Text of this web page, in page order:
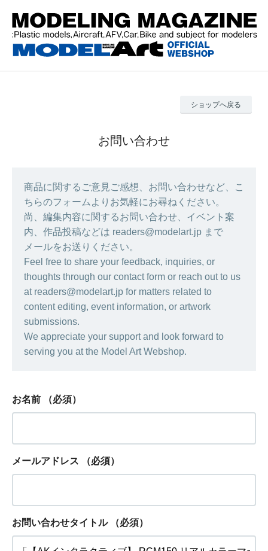
ショップへ戻る
お問い合わせ
商品に関するご意見ご感想、お問い合わせなど、こ
ちらのフォームよりお気軽にお尋ねください。
尚、編集内容に関するお問い合わせ、イベント案
内、作品投稿などは readers@modelart.jp まで
メールをお送りください。
Feel free to share your feedback, inquiries, or
thoughts through our contact form or reach out to us
at readers@modelart.jp for matters related to
content editing, event information, or artwork
submissions.
We appreciate your support and look forward to
serving you at the Model Art Webshop.
お名前 （必須）
メールアドレス （必須）
お問い合わせタイトル （必須）